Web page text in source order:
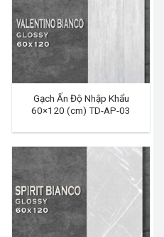
Gạch Ấn Độ Nhập Khẩu
60×120 (cm) TD-AP-03